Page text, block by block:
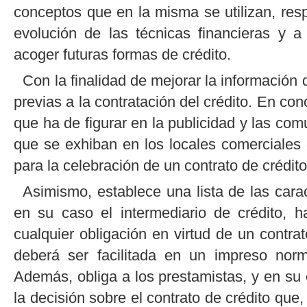
conceptos que en la misma se utilizan,
evolución de las técnicas financieras y
acoger futuras formas de crédito.
Con la finalidad de mejorar la
previas a la contratación del crédito. En
que ha de figurar en la publicidad y las
que se exhiban en los locales
para la celebración de un contrato de
Asimismo, establece una lista de las
en su caso el intermediario de crédito,
cualquier obligación en virtud de un
deberá ser facilitada en un impreso
Además, obliga a los prestamistas, y en
la decisión sobre el contrato de crédito